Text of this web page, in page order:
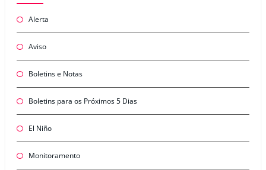
Alerta
Aviso
Boletins e Notas
Boletins para os Próximos 5 Dias
El Niño
Monitoramento